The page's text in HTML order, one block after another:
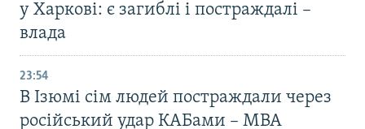
у Харкові: є загиблі і постраждалі –
влада
23:54
В Ізюмі сім людей постраждали через
російський удар КАБами – МВА